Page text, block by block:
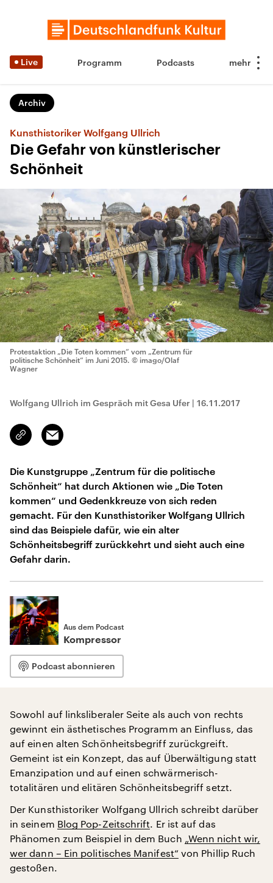
Live Programm Podcasts
Archiv
Kunsthistoriker Wolfgang Ullrich
Die Gefahr von künstlerischer
Schönheit
Protestaktion „Die Toten kommen“ vom „Zentrum für
politische Schönheit“ im Juni 2015. © imago/Olaf
Wagner
Wolfgang Ullrich im Gespräch mit Gesa Ufer | 16.11.2017
Link
kopieren/teilen
Email
Die Kunstgruppe „Zentrum für die politische
Schönheit“ hat durch Aktionen wie „Die Toten
kommen“ und Gedenkkreuze von sich reden
gemacht. Für den Kunsthistoriker Wolfgang Ullrich
sind das Beispiele dafür, wie ein alter
Schönheitsbegriff zurückkehrt und sieht auch eine
Gefahr darin.
Aus dem Podcast
Kompressor
Podcast abonnieren
Sowohl auf linksliberaler Seite als auch von rechts
gewinnt ein ästhetisches Programm an Einfluss, das
auf einen alten Schönheitsbegriff zurückgreift.
Gemeint ist ein Konzept, das auf Überwältigung statt
Emanzipation und auf einen schwärmerisch-
totalitären und elitären Schönheitsbegriff setzt.
Der Kunsthistoriker Wolfgang Ullrich schreibt darüber
in seinem Blog Pop-Zeitschrift. Er ist auf das
Phänomen zum Beispiel in dem Buch „Wenn nicht wir,
wer dann – Ein politisches Manifest“ von Phillip Ruch
gestoßen.